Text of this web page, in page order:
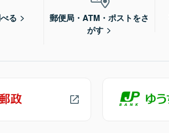
る
郵便局・ATM・ポストをさ
がす